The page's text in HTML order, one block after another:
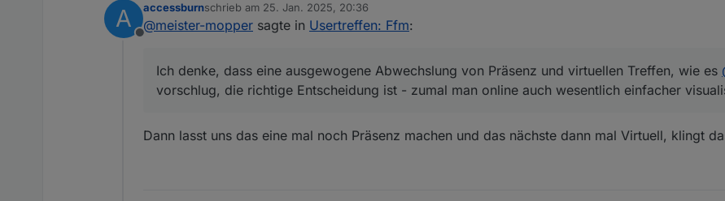
Ich habe jetzt mal einen Termin im März bestätigt.
Ich denke, dass eine ausgewogene Abwechslung von Präsenz und virtuellen Treffen, wie
die richtige Entscheidung ist - zumal man online auch wesentlich einfacher visualisieren
A
Offline
accessburnschrieb am 25. Jan. 2025, 20:36
zuletzt editiert von
@meister-mopper sagte in Usertreffen: Ffm:
Ich denke, dass eine ausgewogene Abwechslung von Präsenz und virtuellen Treffen, wie es
vorschlug, die richtige Entscheidung ist - zumal man online auch wesentlich einfacher
Dann lasst uns das eine mal noch Präsenz machen und das nächste dann mal Virtuell, klingt